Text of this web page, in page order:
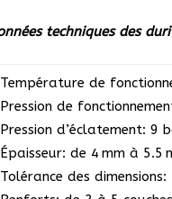
techniques des
de
de
d’éclatement: 9
de 4 mm à 5.5
des